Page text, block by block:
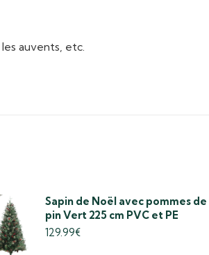
auvents, etc.
Sapin de Noël avec pommes de
pin Vert 225 cm PVC et PE
129.99€